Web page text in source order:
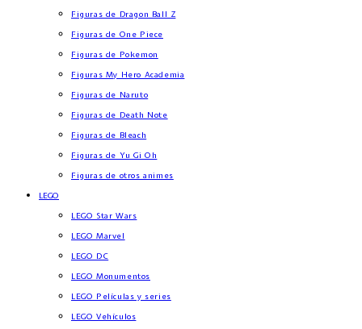
Figuras de Dragon Ball Z
Figuras de One Piece
Figuras de Pokemon
Figuras My Hero Academia
Figuras de Naruto
Figuras de Death Note
Figuras de Bleach
Figuras de Yu Gi Oh
Figuras de otros animes
LEGO
LEGO Star Wars
LEGO Marvel
LEGO DC
LEGO Monumentos
LEGO Películas y series
LEGO Vehículos